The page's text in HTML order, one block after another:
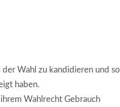
Wahl zu kandidieren und so
haben.
Wahlrecht Gebrauch